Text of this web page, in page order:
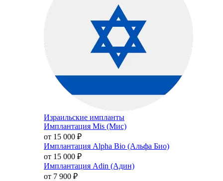
Израильские импланты
Имплантация Mis (Мис)
от 15 000 ₽
Имплантация Alpha Bio (Альфа Био)
от 15 000 ₽
Имплантация Adin (Адин)
от 7 900 ₽